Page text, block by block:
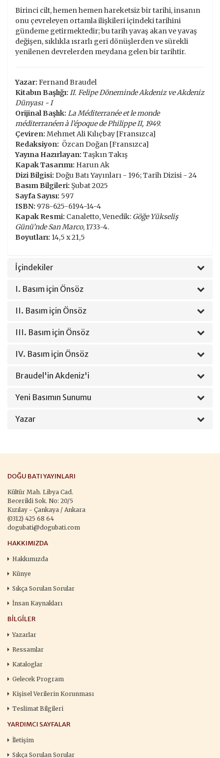
Birinci cilt, hemen hemen hareketsiz bir tarihi, insanın
onu çevreleyen ortamla ilişkileri içindeki tarihini
gündeme getirmektedir; bu tarih yavaş akan ve yavaş
değişen, sıklıkla ısrarlı geri dönüşlerden ve sürekli
yenilenen devrelerden meydana gelen bir tarihtir.
Yazar: Fernand Braudel
Kitabın Başlığı: II. Felipe Döneminde Akdeniz ve Akdeniz
Dünyası - I
Orijinal Başlık: La Méditerranée et le monde
méditerranéen à l’époque de Philippe II, 1949.
Çeviren: Mehmet Ali Kılıçbay [Fransızca]
Redaksiyon: Özcan Doğan [Fransızca]
Yayına Hazırlayan: Taşkın Takış
Kapak Tasarımı: Harun Ak
Dizi Bilgisi: Doğu Batı Yayınları - 196; Tarih Dizisi - 24
Basım Bilgileri: Şubat 2025
Sayfa Sayısı: 597
ISBN: 978-625-6194-14-4
Kapak Resmi: Canaletto, Venedik: Göğe Yükseliş
Günü’nde San Marco, 1733-4.
Boyutları: 14,5 x 21,5
İçindekiler
I. Basım için Önsöz
II. Basım için Önsöz
III. Basım için Önsöz
IV. Basım için Önsöz
Braudel'in Akdeniz'i
Yeni Basımın Sunumu
Yazar
DOĞU BATI YAYINLARI
Kültür Mah. Libya Cad.
Becerikli Sok. No: 20/5
Kızılay - Çankaya / Ankara
(0312) 425 68 64
dogubati@dogubati.com
HAKKIMIZDA
Hakkımızda
Künye
Sıkça Sorulan Sorular
İnsan Kaynakları
BILGILER
Yazarlar
Ressamlar
Kataloglar
Gelecek Program
Kişisel Verilerin Korunması
Teslimat Bilgileri
YARDIMCI SAYFALAR
İletişim
Sıkça Sorulan Sorular